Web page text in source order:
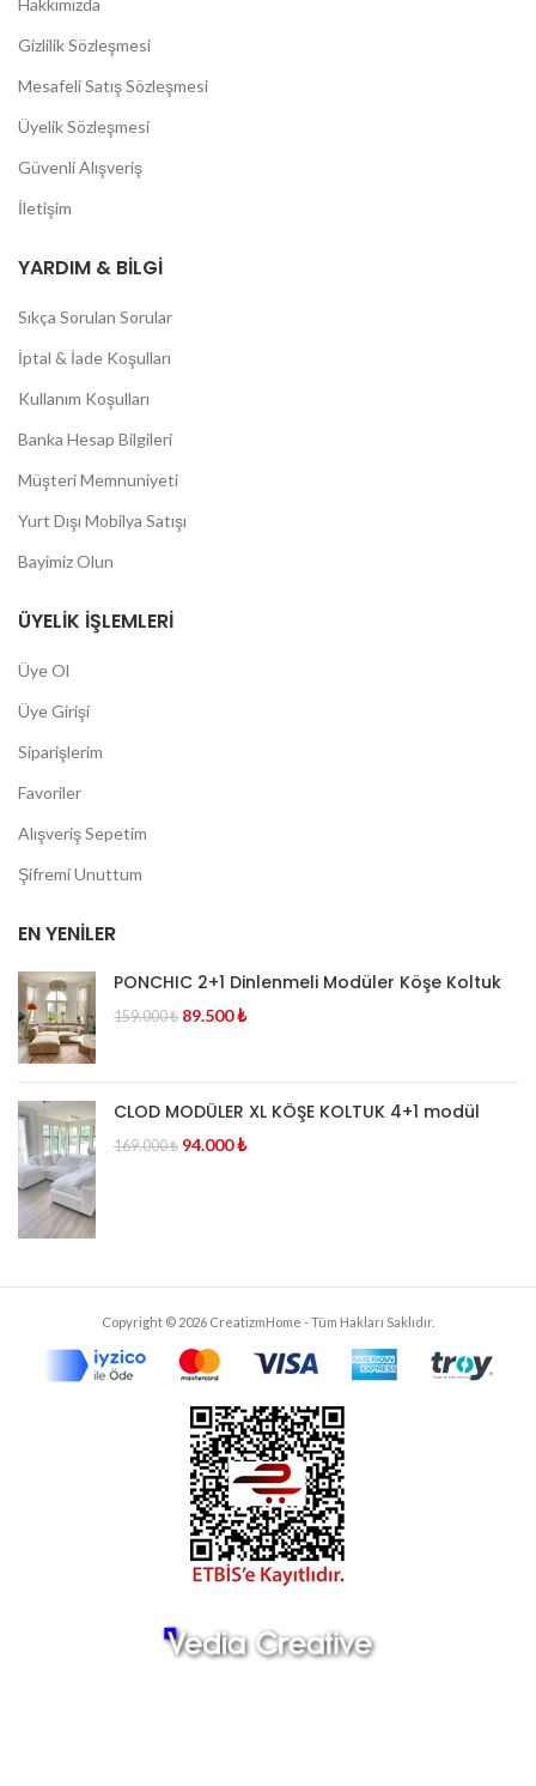
Gizlilik Sözleşmesi
Mesafeli Satış Sözleşmesi
Üyelik Sözleşmesi
Güvenli Alışveriş
İletişim
YARDIM & BILGI
Sıkça Sorulan Sorular
İptal & İade Koşulları
Kullanım Koşulları
Banka Hesap Bilgileri
Müşteri Memnuniyeti
Yurt Dışı Mobilya Satışı
Bayimiz Olun
ÜYELIK İŞLEMLERI
Üye Ol
Üye Girişi
Siparişlerim
Favoriler
Alışveriş Sepetim
Şifremi Unuttum
EN YENILER
PONCHIC 2+1 Dinlenmeli Modüler Köşe Koltuk
159.000₺ 89.500₺
CLOD MODÜLER XL KÖŞE KOLTUK 4+1 modül
169.000₺ 94.000₺
Copyright © 2026 CreatizmHome - Tüm Hakları Saklıdır.